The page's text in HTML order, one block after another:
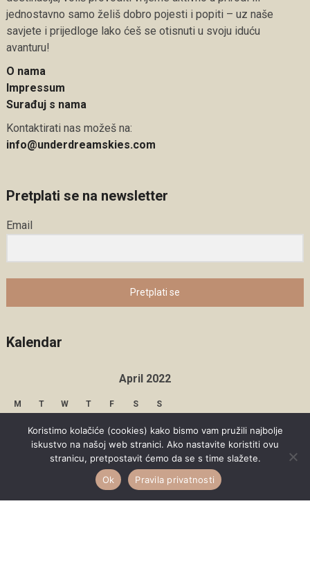
jednostavno samo želiš dobro pojesti i popiti – uz naše
savjete i prijedloge lako ćeš se otisnuti u svoju iduću
avanturu!
O nama
Impressum
Surađuj s nama
Kontaktirati nas možeš na:
info@underdreamskies.com
Pretplati se na newsletter
Email
Pretplati se
Kalendar
April 2022
M T W T F S S
1 2 3
6 7 8 9 10
15 16 17
Koristimo kolačiće (cookies) kako bismo vam pružili najbolje
iskustvo na našoj web stranici. Ako nastavite koristiti ovu
stranicu, pretpostavit ćemo da se s time slažete.
Ok
Pravila privatnosti